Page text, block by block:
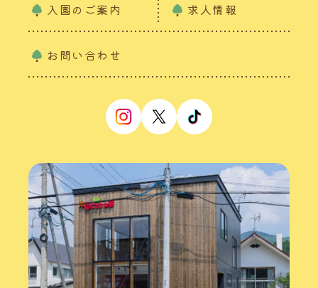
入園のご案内 求人情報
お問い合わせ